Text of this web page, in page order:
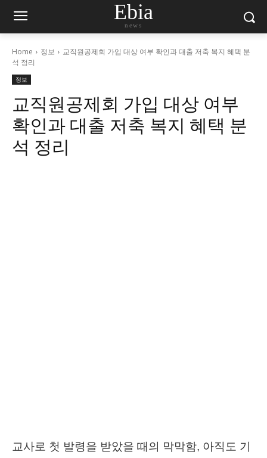
Ebia
news
Home 정보
교직원공제회 가입 대상 여부 확인과 대출 저축 복지 혜택 분
석 정리
정보
교직원공제회 가입 대상 여부
확인과 대출 저축 복지 혜택 분
석 정리
교사로 첫 발령을 받았을 때의 막막함, 아직도 기